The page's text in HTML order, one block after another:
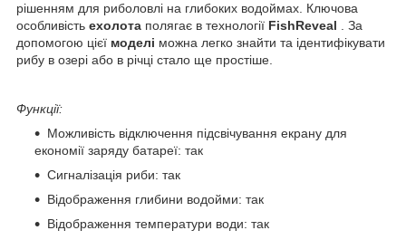
рішенням для риболовлі на глибоких водоймах. Ключова
особливість ехолота полягає в технології FishReveal . За
допомогою цієї моделі можна легко знайти та ідентифікувати
рибу в озері або в річці стало ще простіше.
Функції:
Можливість відключення підсвічування екрану для
економії заряду батареї: так
Сигналізація риби: так
Відображення глибини водойми: так
Відображення температури води: так